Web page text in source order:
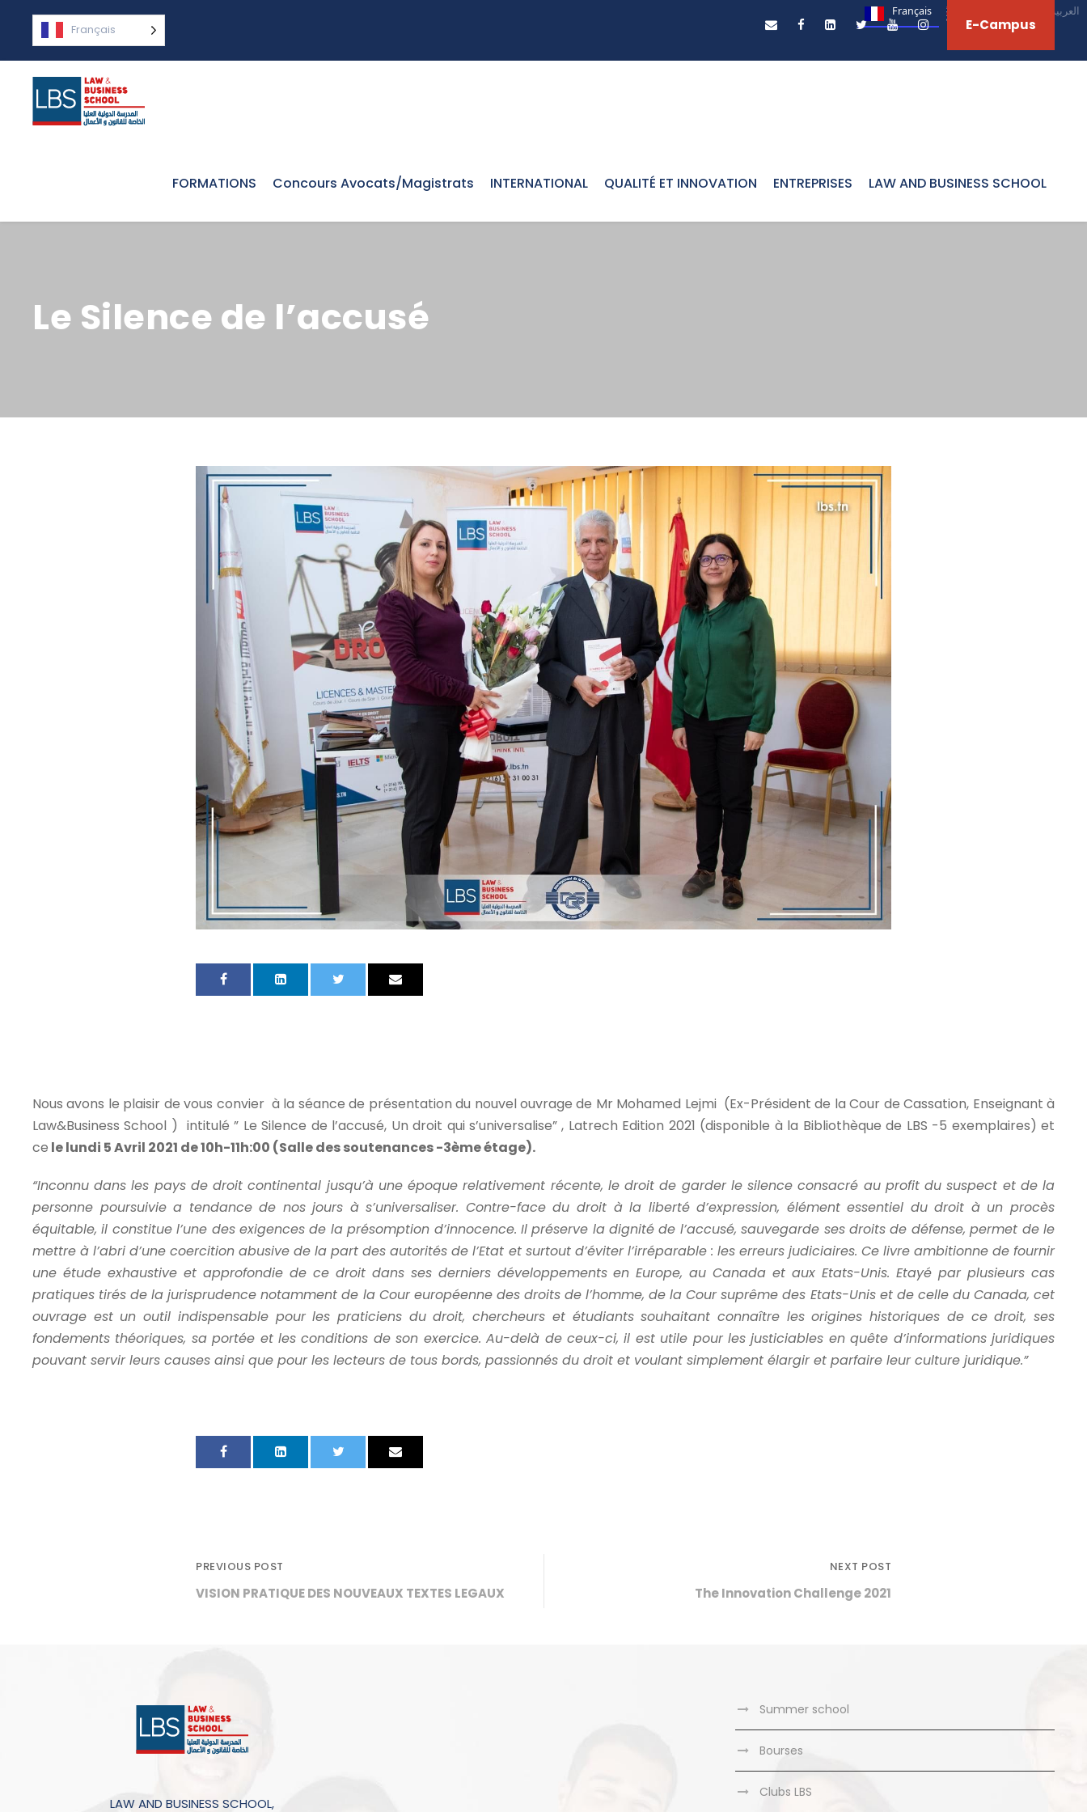
Français العربية‏
Français E-Campus
FORMATIONS Concours Avocats/Magistrats INTERNATIONAL QUALITÉ ET INNOVATION ENTREPRISES LAW AND BUSINESS SCHOOL
Le Silence de l’accusé
Nous avons le plaisir de vous convier à la séance de présentation du nouvel ouvrage de Mr Mohamed Lejmi (Ex-Président de la Cour de Cassation, Enseignant à
Law&Business School ) intitulé ” Le Silence de l’accusé, Un droit qui s’universalise” , Latrech Edition 2021 (disponible à la Bibliothèque de LBS -5 exemplaires) et
ce le lundi 5 Avril 2021 de 10h-11h:00 (Salle des soutenances -3ème étage).
“Inconnu dans les pays de droit continental jusqu’à une époque relativement récente, le droit de garder le silence consacré au profit du suspect et de la
personne poursuivie a tendance de nos jours à s’universaliser. Contre-face du droit à la liberté d’expression, élément essentiel du droit à un procès
équitable, il constitue l’une des exigences de la présomption d’innocence. Il préserve la dignité de l’accusé, sauvegarde ses droits de défense, permet de le
mettre à l’abri d’une coercition abusive de la part des autorités de l’Etat et surtout d’éviter l’irréparable : les erreurs judiciaires. Ce livre ambitionne de fournir
une étude exhaustive et approfondie de ce droit dans ses derniers développements en Europe, au Canada et aux Etats-Unis. Etayé par plusieurs cas
pratiques tirés de la jurisprudence notamment de la Cour européenne des droits de l’homme, de la Cour suprême des Etats-Unis et de celle du Canada, cet
ouvrage est un outil indispensable pour les praticiens du droit, chercheurs et étudiants souhaitant connaître les origines historiques de ce droit, ses
fondements théoriques, sa portée et les conditions de son exercice. Au-delà de ceux-ci, il est utile pour les justiciables en quête d’informations juridiques
pouvant servir leurs causes ainsi que pour les lecteurs de tous bords, passionnés du droit et voulant simplement élargir et parfaire leur culture juridique.”
PREVIOUS POST
VISION PRATIQUE DES NOUVEAUX TEXTES LEGAUX
NEXT POST
The Innovation Challenge 2021
LAW AND BUSINESS SCHOOL,
Summer school
Bourses
Clubs LBS